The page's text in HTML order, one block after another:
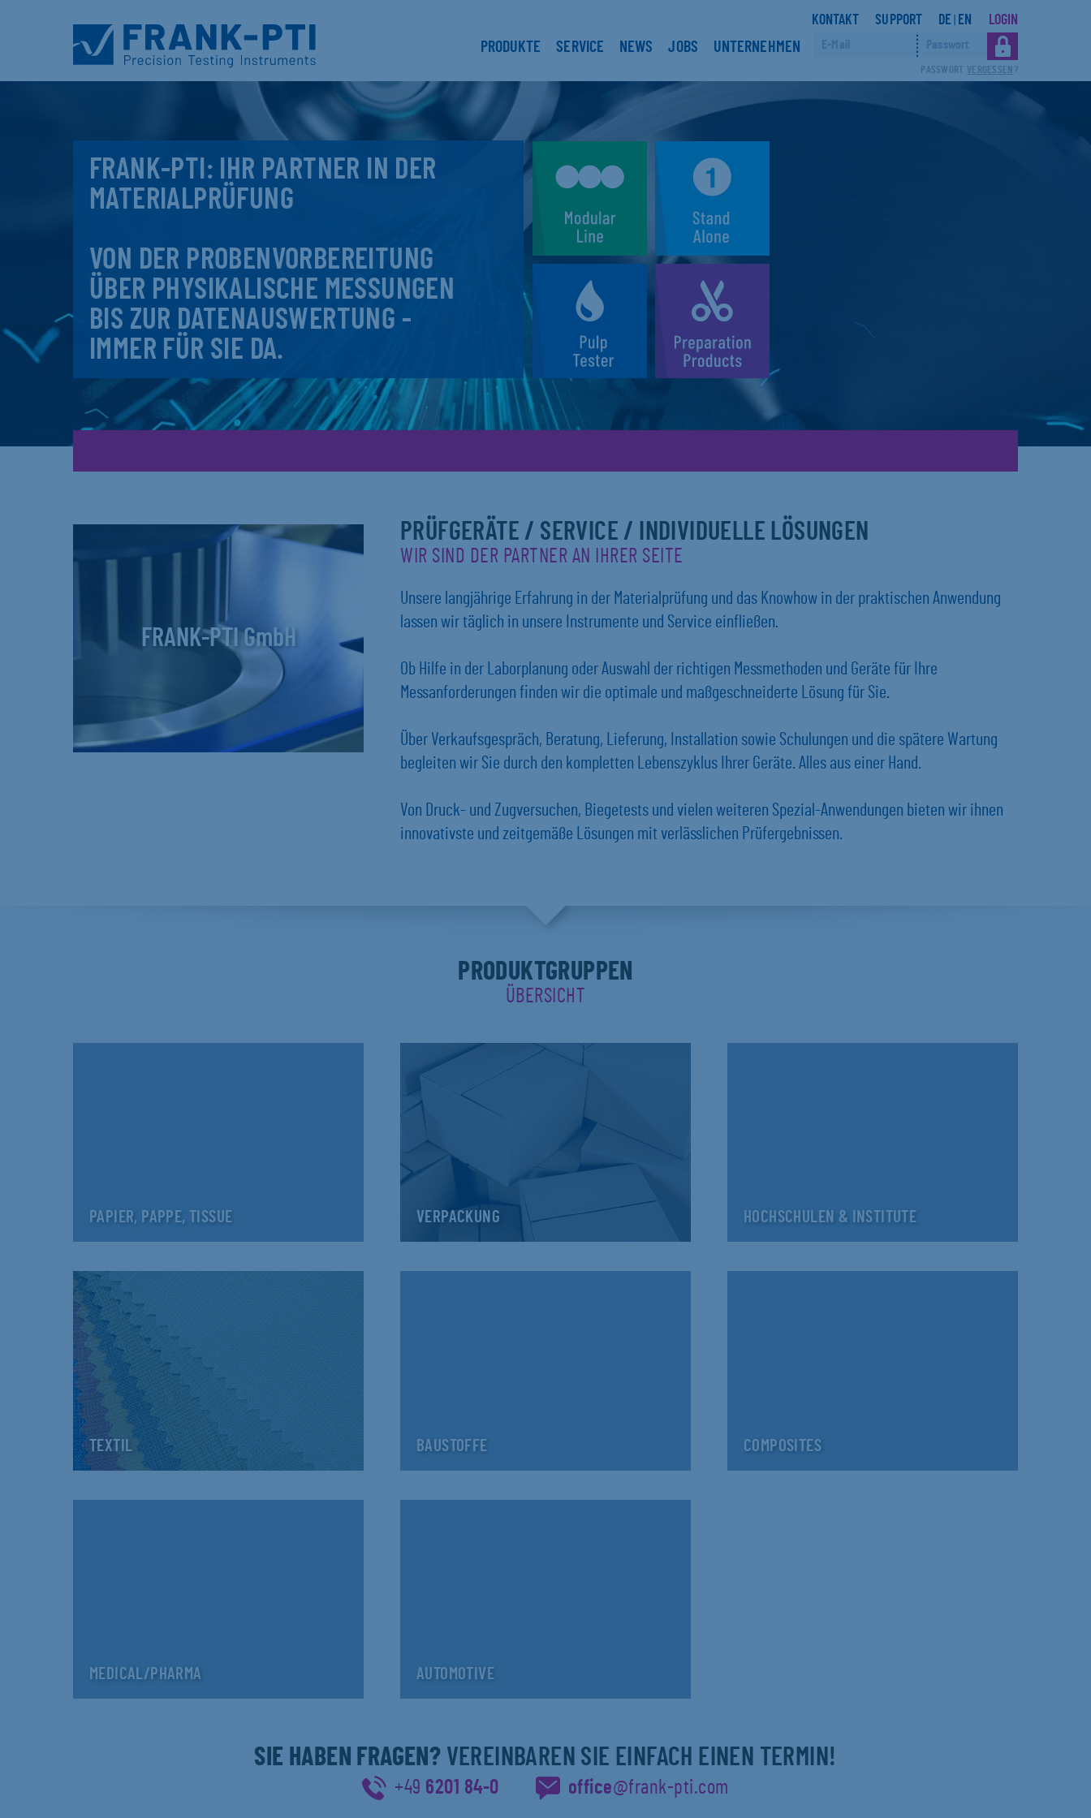
PRODUKTE SERVICE NEWS JOBS UNTERNEHMEN
PASSWORT VERGESSEN ?
KONTAKT SUPPORT DE EN LOGIN
FRANK-PTI: IHR PARTNER IN DER
MATERIALPRÜFUNG
VON DER PROBENVORBEREITUNG
ÜBER PHYSIKALISCHE MESSUNGEN
BIS ZUR DATENAUSWERTUNG -
IMMER FÜR SIE DA.
FRANK-PTI GmbH
PRÜFGERÄTE / SERVICE / INDIVIDUELLE LÖSUNGEN
WIR SIND DER PARTNER AN IHRER SEITE
Unsere langjährige Erfahrung in der Materialprüfung und das Knowhow in der praktischen Anwendung
lassen wir täglich in unsere Instrumente und Service einfließen.
Ob Hilfe in der Laborplanung oder Auswahl der richtigen Messmethoden und Geräte für Ihre
Messanforderungen finden wir die optimale und maßgeschneiderte Lösung für Sie.
Über Verkaufsgespräch, Beratung, Lieferung, Installation sowie Schulungen und die spätere Wartung
begleiten wir Sie durch den kompletten Lebenszyklus Ihrer Geräte. Alles aus einer Hand.
Von Druck- und Zugversuchen, Biegetests und vielen weiteren Spezial-Anwendungen bieten wir ihnen
innovativste und zeitgemäße Lösungen mit verlässlichen Prüfergebnissen.
PRODUKTGRUPPEN
ÜBERSICHT
PAPIER, PAPPE, TISSUE VERPACKUNG HOCHSCHULEN & INSTITUTE
TEXTIL BAUSTOFFE COMPOSITES
MEDICAL/PHARMA AUTOMOTIVE
SIE HABEN FRAGEN? VEREINBAREN SIE EINFACH EINEN TERMIN!
+49 6201 84-0 office@frank-pti.com